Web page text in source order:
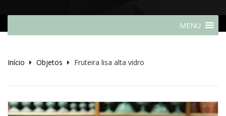
Lembrar-me
MENU
Início Objetos Fruteira lisa alta vidro